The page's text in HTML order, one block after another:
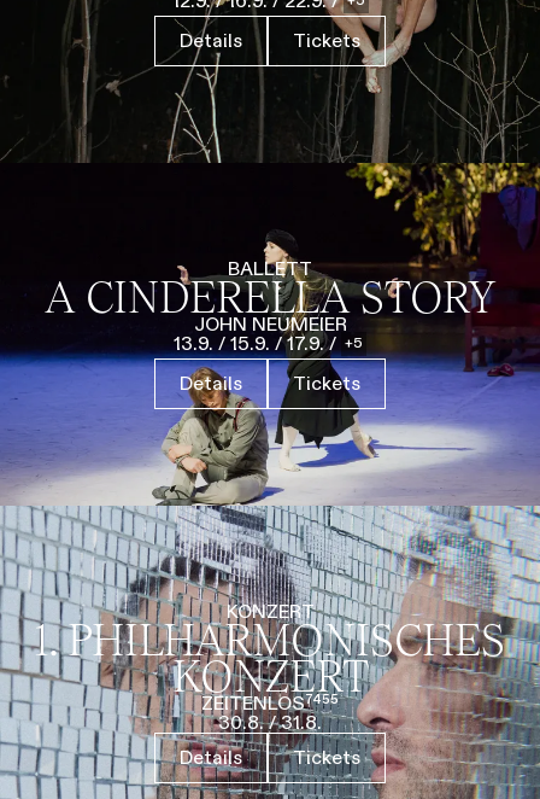
Führungen Kontakt
Details Tickets
BALLETT
A CINDERELLA STORY
JOHN NEUMEIER
13.9. / 15.9. / 17.9. / 5
Details Tickets
KONZERT
1. PHILHARMO­NISCHES
KONZERT
ZEITENLOS⁷⁴⁵⁵
30.8. / 31.8.
Details
Tickets